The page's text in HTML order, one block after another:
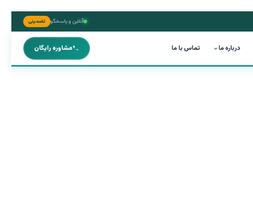
آنلاین و پاسخگو تضمینی
درباره ما تماس با ما مشاوره رایگان